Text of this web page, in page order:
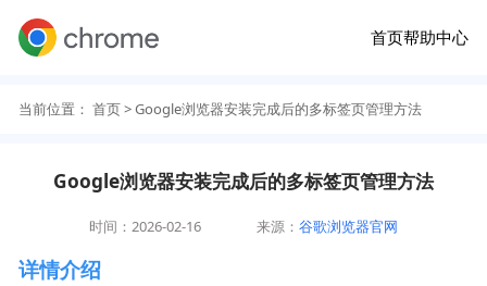
首页帮助中心
当前位置： 首页> Google浏览器安装完成后的多标签页管理方法
Google浏览器安装完成后的多标签页管理方法
时间：2026-02-16 来源：谷歌浏览器官网
详情介绍